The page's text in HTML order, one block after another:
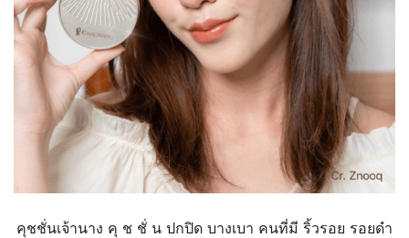
คุชชั่นเจ้านาง คุ ช ชั่ น ปกปิด บางเบา คนที่มี ริ้วรอย รอยดำ